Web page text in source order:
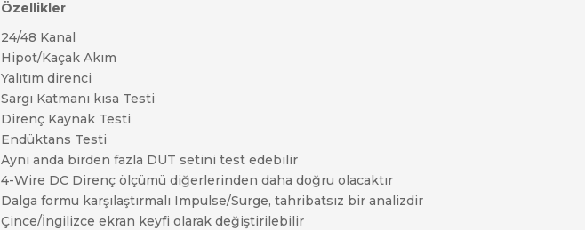
Özellikler
24/48 Kanal
Hipot/Kaçak Akım
Yalıtım direnci
Sargı Katmanı kısa Testi
Direnç Kaynak Testi
Endüktans Testi
Aynı anda birden fazla DUT setini test edebilir
4-Wire DC Direnç ölçümü diğerlerinden daha doğru olacaktır
Dalga formu karşılaştırmalı Impulse/Surge, tahribatsız bir analizdir
Çince/İngilizce ekran keyfi olarak değiştirilebilir